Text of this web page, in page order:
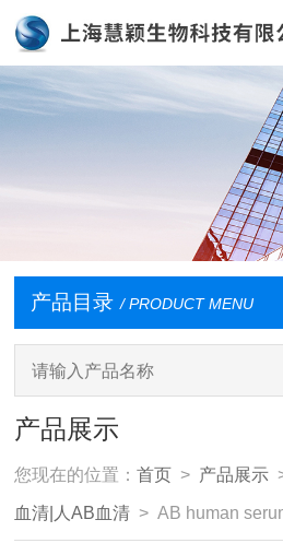
产品目录 / PRODUCT MENU
产品展示
您现在的位置：首页 > 产品展示
血清|人AB血清 > AB human